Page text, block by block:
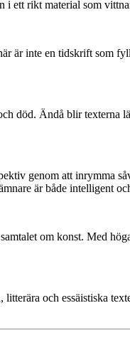
i ett rikt material som
är inte en tidskrift som
död. Ändå blir
genom att inrymma
är både intelligent
om konst. Med
och essäistiska